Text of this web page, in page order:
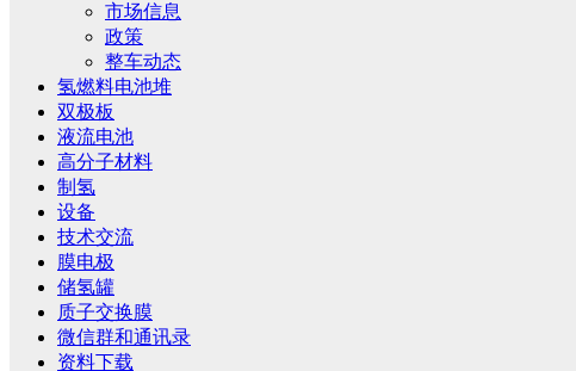
市场信息
政策
整车动态
氢燃料电池堆
双极板
液流电池
高分子材料
制氢
设备
技术交流
膜电极
储氢罐
质子交换膜
微信群和通讯录
资料下载